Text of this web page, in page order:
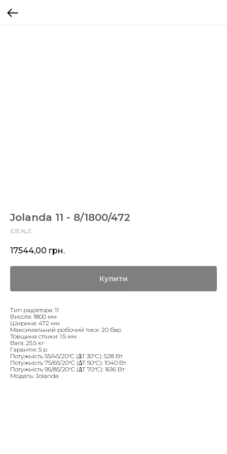
Jolanda 11 - 8/1800/472
IDEALE
17544,00 грн.
Купити
Тип радіатора: 11
Висота: 1800 мм
Ширина: 472 мм
Максимальний робочий тиск: 20 бар
Товщина стінки: 1.5 мм
Вага: 25.5 кг
Гарантія: 5 р
Потужність 55/45/20°C (∆T 30°C): 528 Вт
Потужність 75/65/20°C (∆T 50°C): 1040 Вт
Потужність 95/85/20°C (∆T 70°C): 1616 Вт
Модель: Jolanda